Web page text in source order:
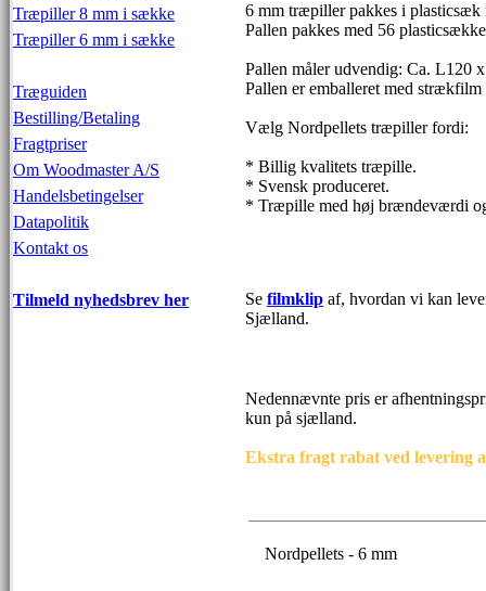
Træpiller 8 mm i sække
Træpiller 6 mm i sække
Træguiden
Bestilling/Betaling
Fragtpriser
Om Woodmaster A/S
Handelsbetingelser
Datapolitik
Kontakt os
Tilmeld nyhedsbrev her
6 mm træpiller pakkes i plasticsæk
Pallen pakkes med 56
Pallen måler udvendig: Ca. L120
Pallen er emballeret med strækfilm
Vælg Nordpellets træpiller fordi:
* Billig kvalitets træpille.
* Svensk produceret.
* Træpille med høj brændeværdi
Se filmklip af, hvordan vi kan
Sjælland.
Nedennævnte pris er
kun på sjælland.
Ekstra fragt rabat ved levering
Nordpellets - 6 mm